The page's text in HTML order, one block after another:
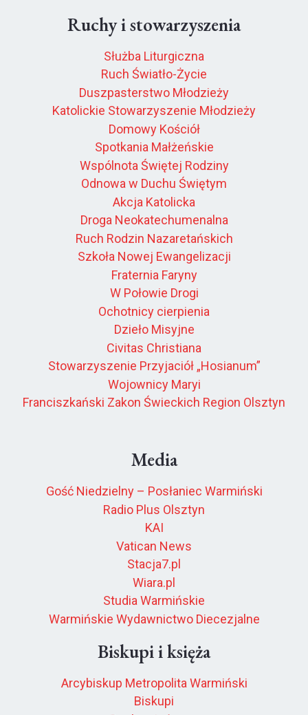
Ruchy i stowarzyszenia
Służba Liturgiczna
Ruch Światło-Życie
Duszpasterstwo Młodzieży
Katolickie Stowarzyszenie Młodzieży
Domowy Kościół
Spotkania Małżeńskie
Wspólnota Świętej Rodziny
Odnowa w Duchu Świętym
Akcja Katolicka
Droga Neokatechumenalna
Ruch Rodzin Nazaretańskich
Szkoła Nowej Ewangelizacji
Fraternia Faryny
W Połowie Drogi
Ochotnicy cierpienia
Dzieło Misyjne
Civitas Christiana
Stowarzyszenie Przyjaciół „Hosianum”
Wojownicy Maryi
Franciszkański Zakon Świeckich Region Olsztyn
Media
Gość Niedzielny – Posłaniec Warmiński
Radio Plus Olsztyn
KAI
Vatican News
Stacja7.pl
Wiara.pl
Studia Warmińskie
Warmińskie Wydawnictwo Diecezjalne
Biskupi i księża
Arcybiskup Metropolita Warmiński
Biskupi